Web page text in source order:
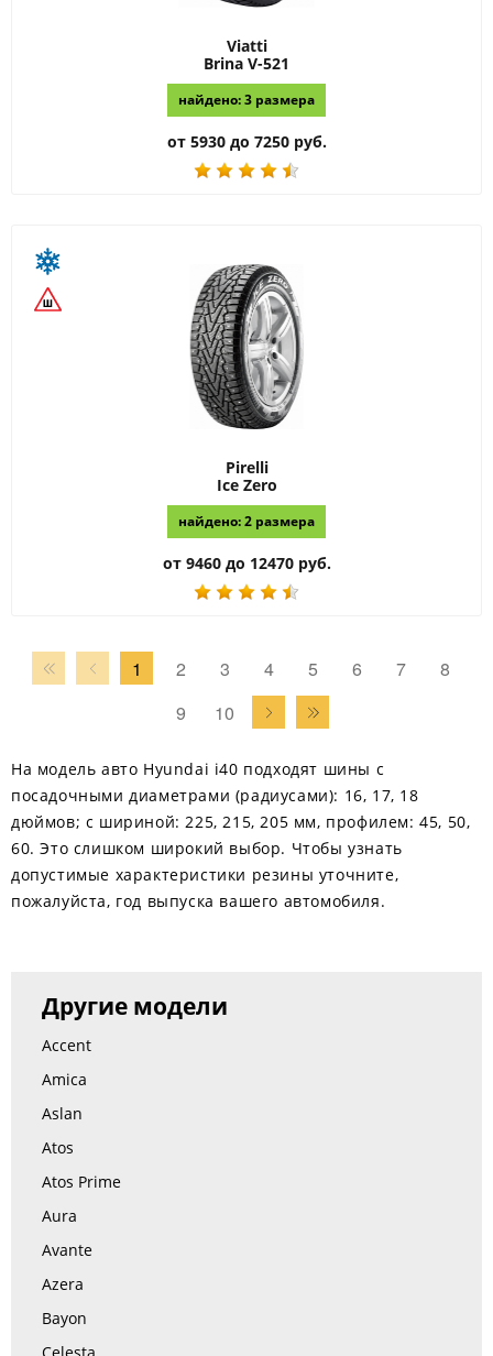
Viatti
Brina V-521
найдено: 3 размера
от 5930 до 7250 руб.
Pirelli
Ice Zero
найдено: 2 размера
от 9460 до 12470 руб.
1 2 3 4 5 6 7
8
9
10
На модель авто Hyundai i40 подходят шины с
посадочными диаметрами (радиусами): 16, 17, 18
дюймов; с шириной: 225, 215, 205 мм, профилем: 45, 50,
60. Это слишком широкий выбор. Чтобы узнать
допустимые характеристики резины уточните,
пожалуйста, год выпуска вашего автомобиля.
Другие модели
Accent
Amica
Aslan
Atos
Atos Prime
Aura
Avante
Azera
Bayon